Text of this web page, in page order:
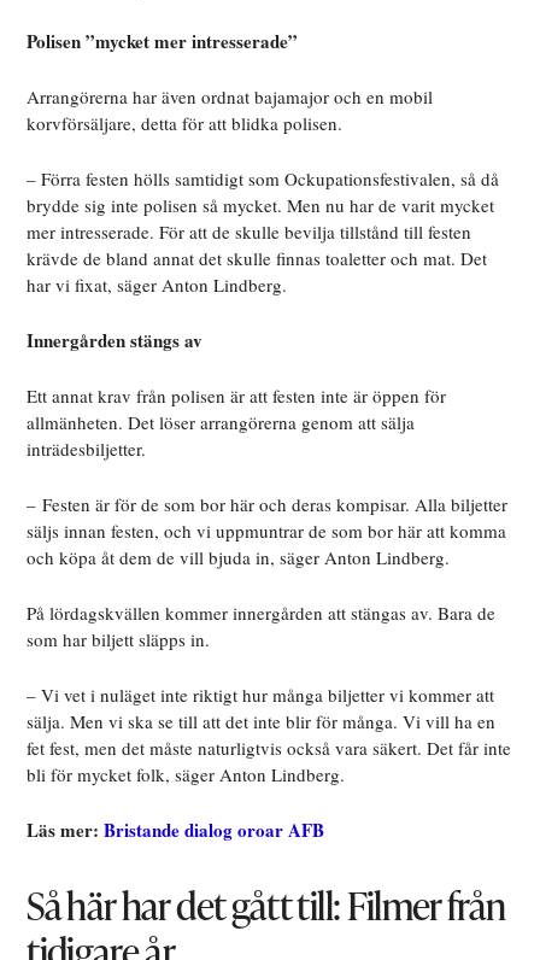
Polisen ”mycket mer intresserade”
Arrangörerna har även ordnat bajamajor och en mobil
korvförsäljare, detta för att blidka polisen.
– Förra festen hölls samtidigt som Ockupationsfestivalen, så då
brydde sig inte polisen så mycket. Men nu har de varit mycket
mer intresserade. För att de skulle bevilja tillstånd till festen
krävde de bland annat det skulle finnas toaletter och mat. Det
har vi fixat, säger Anton Lindberg.
Innergården stängs av
Ett annat krav från polisen är att festen inte är öppen för
allmänheten. Det löser arrangörerna genom att sälja
inträdesbiljetter.
– Festen är för de som bor här och deras kompisar. Alla biljetter
säljs innan festen, och vi uppmuntrar de som bor här att komma
och köpa åt dem de vill bjuda in, säger Anton Lindberg.
På lördagskvällen kommer innergården att stängas av. Bara de
som har biljett släpps in.
– Vi vet i nuläget inte riktigt hur många biljetter vi kommer att
sälja. Men vi ska se till att det inte blir för många. Vi vill ha en
fet fest, men det måste naturligtvis också vara säkert. Det får inte
bli för mycket folk, säger Anton Lindberg.
Läs mer:Bristande dialog oroar AFB
Så här har det gått till: Filmer från